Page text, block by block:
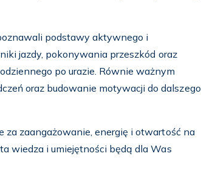
podstawy aktywnego i
jazdy, pokonywania przeszkód oraz
po urazie. Równie ważnym
oraz budowanie motywacji do dalszego
za zaangażowanie, energię i otwartość na
wiedza i umiejętności będą dla Was